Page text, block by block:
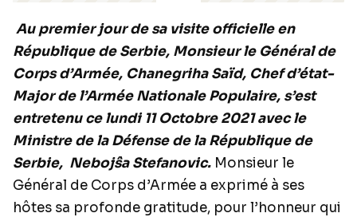
Au premier jour de sa visite officielle en
République de Serbie, Monsieur le Général de
Corps d’Armée, Chanegriha Saïd, Chef d’état-
Major de l’Armée Nationale Populaire, s’est
entretenu ce lundi 11 Octobre 2021 avec le
Ministre de la Défense de la République de
Serbie, Nebojŝa Stefanovic. Monsieur le
Général de Corps d’Armée a exprimé à ses
hôtes sa profonde gratitude, pour l’honneur qui